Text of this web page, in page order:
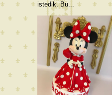
istedik. Bu...